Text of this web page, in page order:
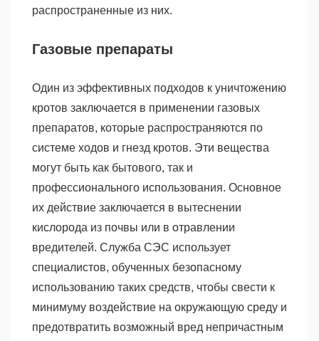
распространенные из них.
Газовые препараты
Один из эффективных подходов к уничтожению
кротов заключается в применении газовых
препаратов, которые распространяются по
системе ходов и гнезд кротов. Эти вещества
могут быть как бытового, так и
профессионального использования. Основное
их действие заключается в вытеснении
кислорода из почвы или в отравлении
вредителей. Служба СЭС использует
специалистов, обученных безопасному
использованию таких средств, чтобы свести к
минимуму воздействие на окружающую среду и
предотвратить возможный вред непричастным